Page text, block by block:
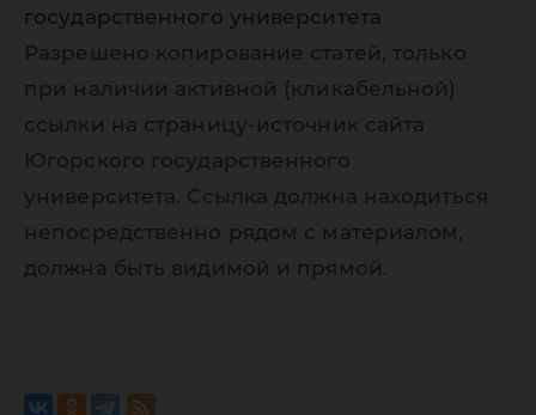
государственного университета
Разрешено копирование статей, только
при наличии активной (кликабельной)
ссылки на страницу-источник сайта
Югорского государственного
университета. Ссылка должна находиться
непосредственно рядом с материалом,
должна быть видимой и прямой.